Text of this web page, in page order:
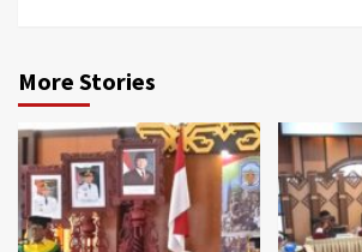
More Stories